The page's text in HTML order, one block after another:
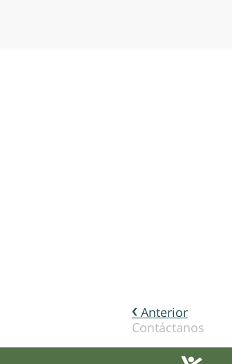
Anterior
Contáctanos